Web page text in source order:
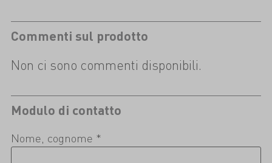
Commenti sul prodotto
Non ci sono commenti disponibili.
Modulo di contatto
Nome, cognome *